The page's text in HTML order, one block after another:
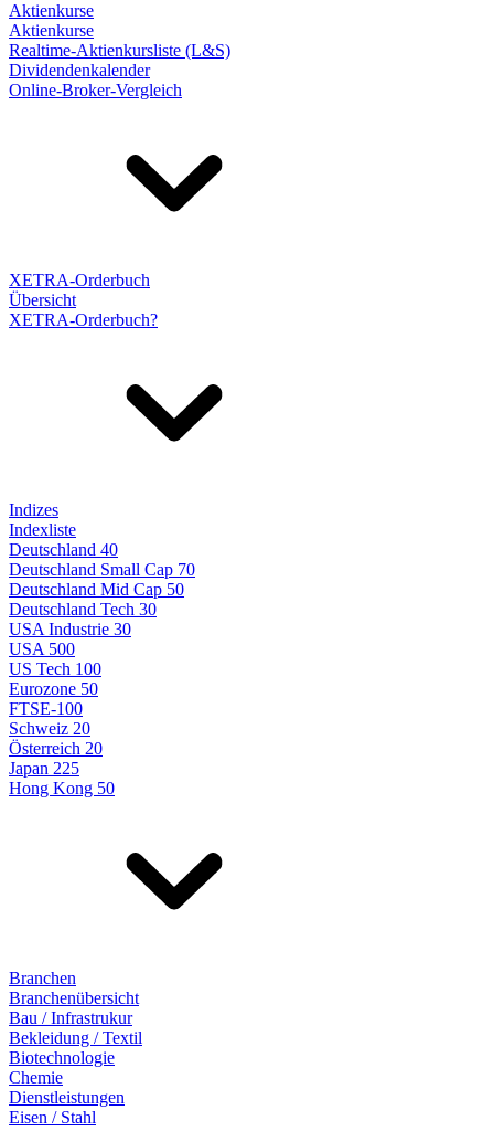
Aktienkurse
Aktienkurse
Realtime-Aktienkursliste (L&S)
Dividendenkalender
Online-Broker-Vergleich
XETRA-Orderbuch
Übersicht
XETRA-Orderbuch?
Indizes
Indexliste
Deutschland 40
Deutschland Small Cap 70
Deutschland Mid Cap 50
Deutschland Tech 30
USA Industrie 30
USA 500
US Tech 100
Eurozone 50
FTSE-100
Schweiz 20
Österreich 20
Japan 225
Hong Kong 50
Branchen
Branchenübersicht
Bau / Infrastrukur
Bekleidung / Textil
Biotechnologie
Chemie
Dienstleistungen
Eisen / Stahl